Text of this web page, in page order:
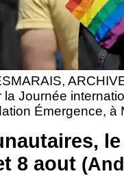
Journée
Émergence, à
8 aout